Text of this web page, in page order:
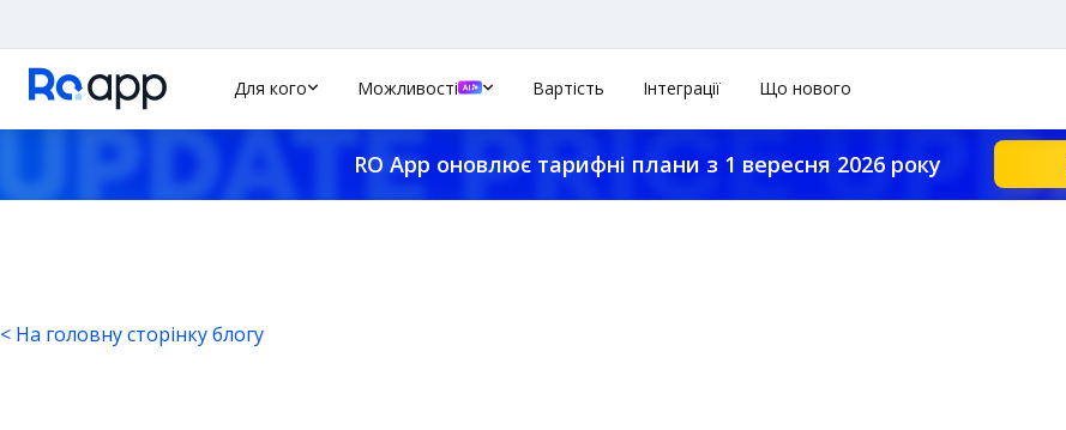
Для кого Можливості Вартість Інтеграції Що нового
RO App оновлює тарифні плани з 1 вересня 2026 року
< На головну сторінку блогу